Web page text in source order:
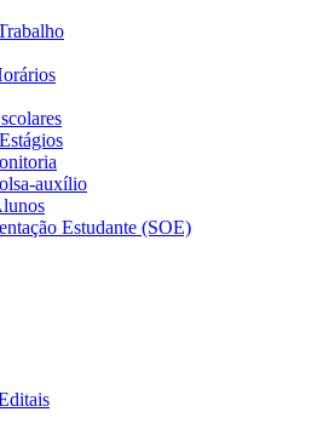
auxílio
Estudante (SOE)